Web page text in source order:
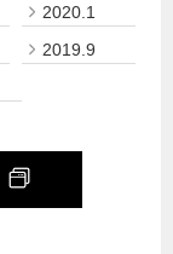
2020.1
2019.9